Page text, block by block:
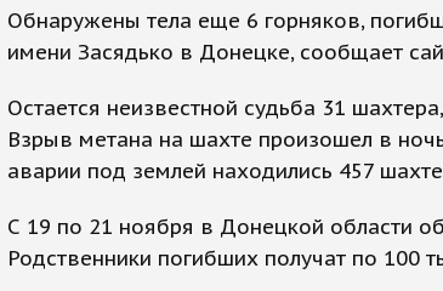
Обнаружены тела еще 6 горняков,
имени Засядько в Донецке, сообщает
Остается неизвестной судьба 31
Взрыв метана на шахте произошел в
аварии под землей находились 457
С 19 по 21 ноября в Донецкой области
Родственники погибших получат по 100